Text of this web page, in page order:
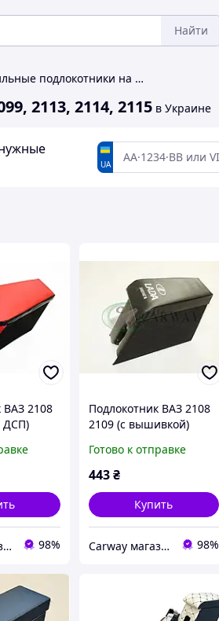
Найти
Автомобильные подлокотники на ВАЗ (Lada) 2108, 2109, 21099, 2113, 2114, 2115
2113, 2114, 2115 в Украине
UA
ВАЗ 2108
ДСП)
Сarway магазин автозапчастей 98%
Подлокотник ВАЗ 2108
2109 (с вышивкой)
Готово к отправке
443₴
Купить
Сarway магазин автозапчастей 98%